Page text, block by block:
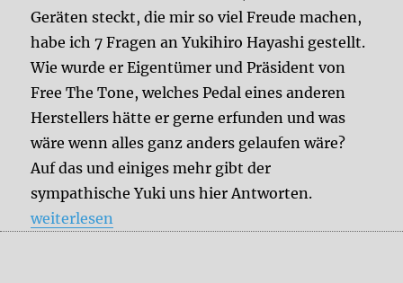
Geräten steckt, die mir so viel Freude machen,
habe ich 7 Fragen an Yukihiro Hayashi gestellt.
Wie wurde er Eigentümer und Präsident von
Free The Tone, welches Pedal eines anderen
Herstellers hätte er gerne erfunden und was
wäre wenn alles ganz anders gelaufen wäre?
Auf das und einiges mehr gibt der
sympathische Yuki uns hier Antworten.
„7 Fragen an Yukihiro Hayashi (Free The Tone)“
weiterlesen